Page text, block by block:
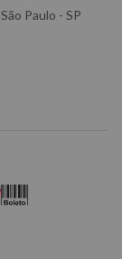
Paulo - SP